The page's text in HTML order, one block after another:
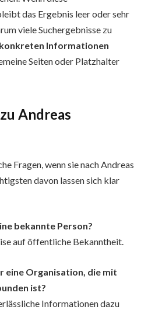
das Ergebnis leer oder sehr
viele Suchergebnisse zu
Informationen
Seiten oder Platzhalter
Andreas
Fragen, wenn sie nach Andreas
davon lassen sich klar
bekannte Person?
auf öffentliche Bekanntheit.
eine Organisation, die mit
ist?
Informationen dazu